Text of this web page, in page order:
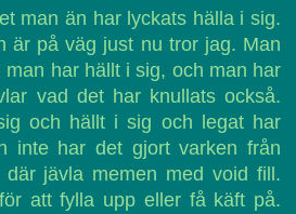
man än har lyckats hälla i sig.
är på väg just nu tror jag. Man
man har hällt i sig, och man har
vad det har knullats också.
och hällt i sig och legat har
inte har det gjort varken från
jävla memen med void fill.
att fylla upp eller få käft på.